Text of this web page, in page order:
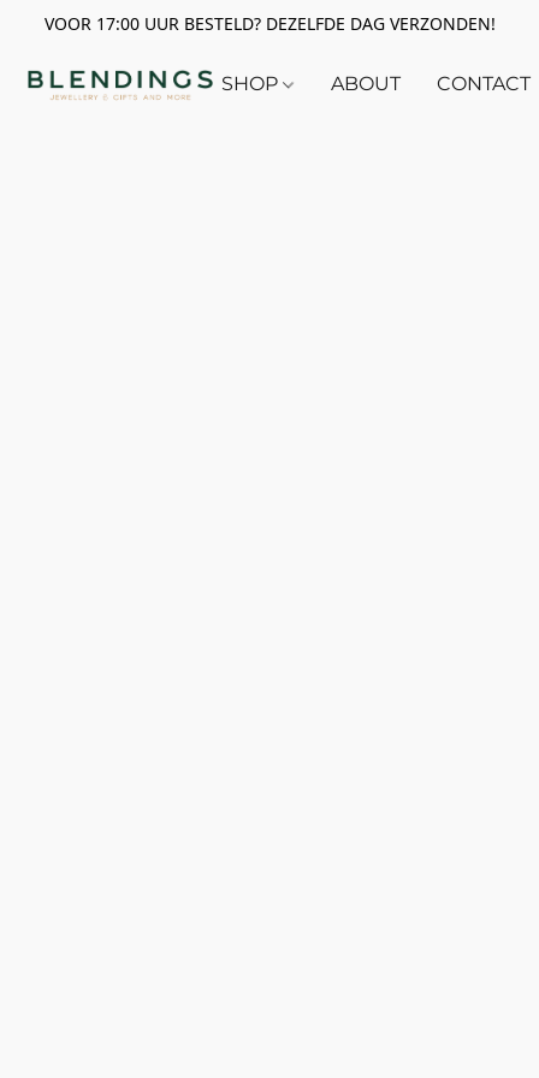
VOOR 17:00 UUR BESTELD? DEZELFDE DAG VERZONDEN!
SHOP ABOUT CONTACT